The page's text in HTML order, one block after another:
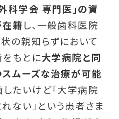
科学会 専門医」の資
籍し、一般歯科医院
の親知らずにおいて
をもとに大学病院と同
ムーズな治療が可能
たいけど「大学病院
ない」という患者さま